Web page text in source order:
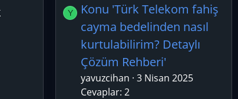
Y
Konu 'Türk Telekom fahiş
cayma bedelinden nasıl
kurtulabilirim? Detaylı
Çözüm Rehberi'
yavuzcihan 3 Nisan 2025
Cevaplar: 2